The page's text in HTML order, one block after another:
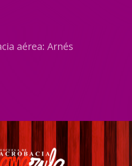
aérea: Arnés